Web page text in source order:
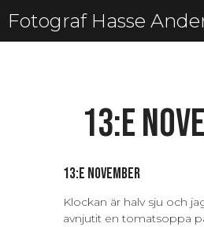
Fotograf Hasse
13:e
13:e november
Klockan är halv sju och
avnjutit en tomatsoppa